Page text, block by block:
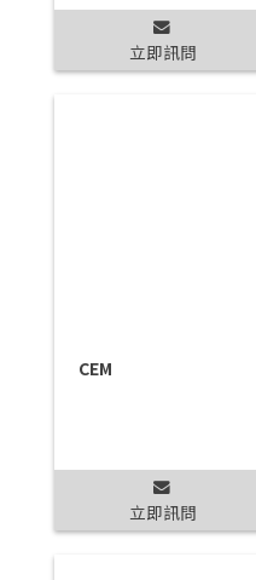
立即訊問
CEM
立即訊問